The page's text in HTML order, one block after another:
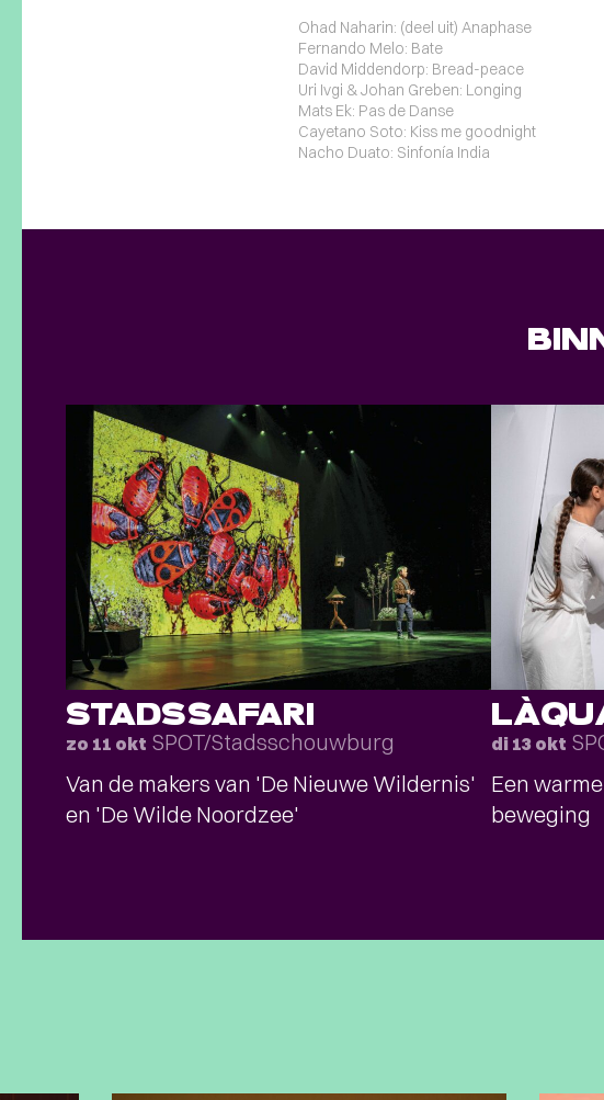
Ohad Naharin: (deel uit) Anaphase
Fernando Melo: Bate
David Middendorp: Bread-peace
Uri Ivgi & Johan Greben: Longing
Mats Ek: Pas de Danse
Cayetano Soto: Kiss me goodnight
Nacho Duato: Sinfonía India
STADSSAFARI
zo 11 okt SPOT/Stadsschouwburg
Van de makers van 'De Nieuwe Wildernis'
en 'De Wilde Noordzee'
di 13 okt
Een
beweging